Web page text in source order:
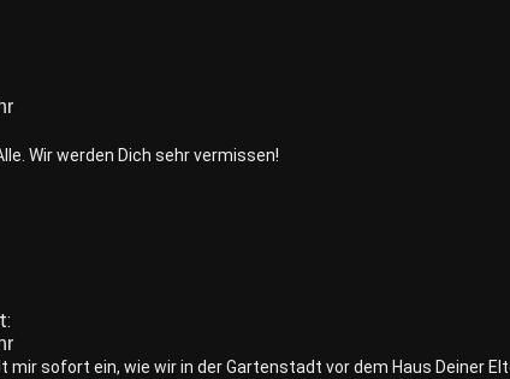
Wir werden Dich sehr vermissen!
mir sofort ein, wie wir in der Gartenstadt vor dem Haus Deiner